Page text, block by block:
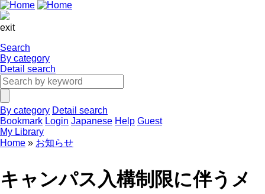
exit
Search
By category
Detail search
By category Detail search
Bookmark Login Japanese Help Guest
My Library
Home
お知らせ
キャンパス入構制限に伴うメ